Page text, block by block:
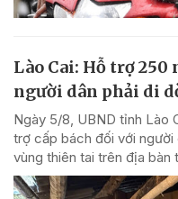
Lào Cai: Hỗ trợ
người dân phải di
Ngày 5/8, UBND tỉnh Lào
trợ cấp bách đối với người
vùng thiên tai trên địa bàn